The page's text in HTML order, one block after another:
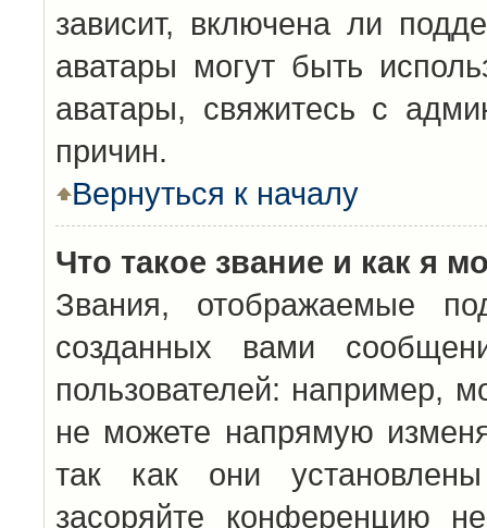
зависит, включена ли
аватары могут быть
аватары, свяжитесь с
причин.
Вернуться к началу
Что такое звание и как я
Звания, отображаемые
созданных вами
пользователей: например,
не можете напрямую
так как они
засоряйте конференцию